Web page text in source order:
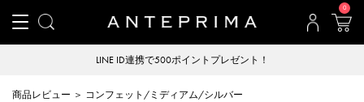
0
LINE ID連携で500ポイントプレゼント！
商品レビュー ＞ コンフェット/ミディアム/シルバー